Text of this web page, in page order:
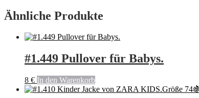
Ähnliche Produkte
#1.449 Pullover für Babys.
8 € In den Warenkorb